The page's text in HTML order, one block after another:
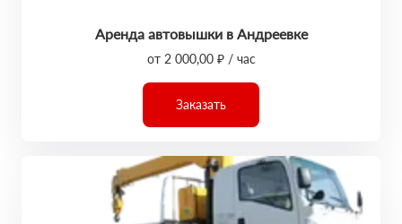
Аренда автовышки в Андреевке
от 2 000,00 ₽ / час
Заказать